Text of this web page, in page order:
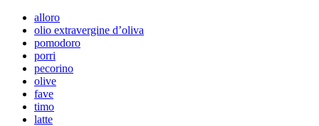
alloro
olio extravergine d’oliva
pomodoro
porri
pecorino
olive
fave
timo
latte